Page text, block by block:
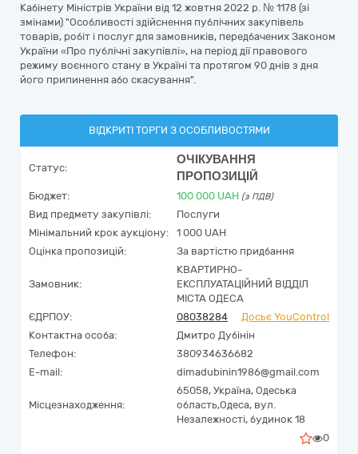
Кабінету Міністрів України від 12 жовтня 2022 р. № 1178 (зі
змінами) "Особливості здійснення публічних закупівель
товарів, робіт і послуг для замовників, передбачених Законом
України «Про публічні закупівлі», на період дії правового
режиму воєнного стану в Україні та протягом 90 днів з дня
його припинення або скасування".
ВІДКРИТІ ТОРГИ З ОСОБЛИВОСТЯМИ
Статус:
ОЧІКУВАННЯ
ПРОПОЗИЦІЙ
Бюджет: 100 000 UAH (з ПДВ)
Вид предмету закупівлі:
Послуги
Мінімальний крок аукціону:
1 000 UAH
Оцінка пропозицій:
За вартістю придбання
Замовник:
КВАРТИРНО-
ЕКСПЛУАТАЦІЙНИЙ ВІДДІЛ
МІСТА ОДЕСА
ЄДРПОУ:
08038284
Досьє YouControl
Контактна особа:
Дмитро Дубінін
Телефон:
380934636682
E-mail:
dimadubinin1986@gmail.com
Місцезнаходження:
65058, Україна, Одеська
область,Одеса, вул.
Незалежності, будинок 18
0